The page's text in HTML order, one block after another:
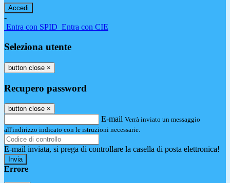
-
Entra con SPID Entra con CIE
Seleziona utente
button close ×
Recupero password
button close ×
E-mail Verrà inviato un messaggio
all'indirizzo indicato con le istruzioni necessarie.
E-mail inviata, si prega di controllare la casella di posta elettronica!
Errore